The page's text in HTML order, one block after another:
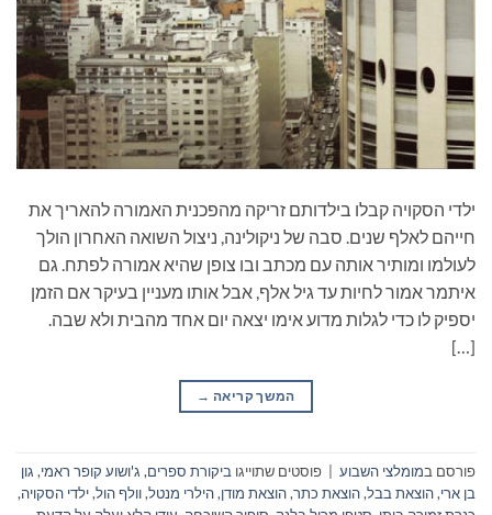
ילדי הסקויה קבלו בילדותם זריקה מהפכנית האמורה להאריך את
חייהם לאלף שנים. סבה של ניקולינה, ניצול השואה האחרון הולך
לעולמו ומותיר אותה עם מכתב ובו צופן שהיא אמורה לפתח. גם
איתמר אמור לחיות עד גיל אלף, אבל אותו מעניין בעיקר אם הזמן
יספיק לו כדי לגלות מדוע אימו יצאה יום אחד מהבית ולא שבה.
[…]
המשך קריאה →
פורסם במומלצי השבוע פוסטים שתוייגו ביקורת ספרים, ג'ושוע קופר ראמי, גון
בן ארי,הוצאת בבל,הוצאת כתר,הוצאת מודן,הילרי מנטל,וולף הול,ילדי הסקויה,